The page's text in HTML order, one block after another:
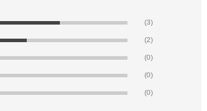
(3)
(2)
(0)
(0)
(0)